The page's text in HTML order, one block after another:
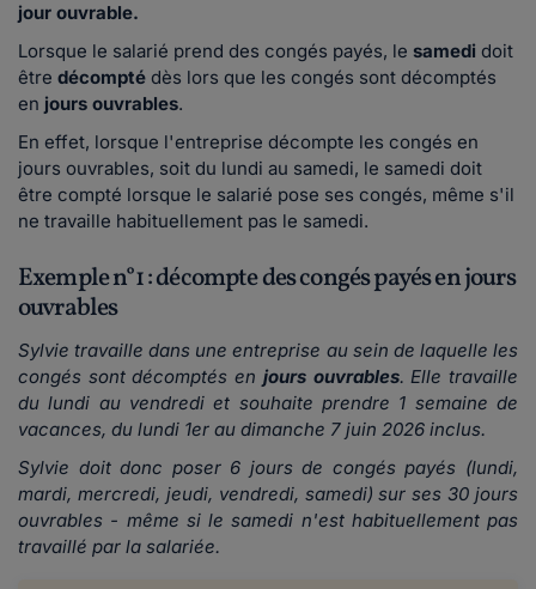
jour ouvrable.
Lorsque le salarié prend des congés payés, le samedi doit
être décompté dès lors que les congés sont décomptés
en jours ouvrables.
En effet, lorsque l'entreprise décompte les congés en
jours ouvrables, soit du lundi au samedi, le samedi doit
être compté lorsque le salarié pose ses congés, même s'il
ne travaille habituellement pas le samedi.
Exemple n°1 : décompte des congés payés en jours
ouvrables
Sylvie travaille dans une entreprise au sein de laquelle les
congés sont décomptés en jours ouvrables. Elle travaille
du lundi au vendredi et souhaite prendre 1 semaine de
vacances, du lundi 1er au dimanche 7 juin 2026 inclus.
Sylvie doit donc poser 6 jours de congés payés (lundi,
mardi, mercredi, jeudi, vendredi, samedi) sur ses 30 jours
ouvrables - même si le samedi n'est habituellement pas
travaillé par la salariée.